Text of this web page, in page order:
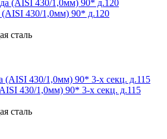
430/1,0мм) 90* д.120
сталь
430/1,0мм) 90* 3-х секц. д.115
сталь